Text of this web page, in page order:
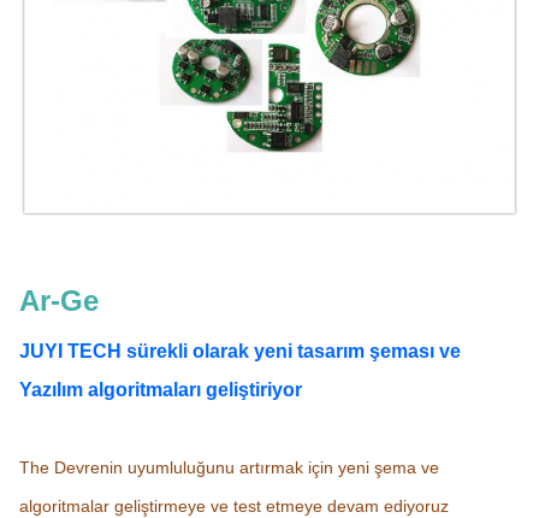
Ar-Ge
JUYI TECH sürekli olarak yeni tasarım şeması ve
Yazılım algoritmaları geliştiriyor
The Devrenin uyumluluğunu artırmak için yeni şema ve
algoritmalar geliştirmeye ve test etmeye devam ediyoruz